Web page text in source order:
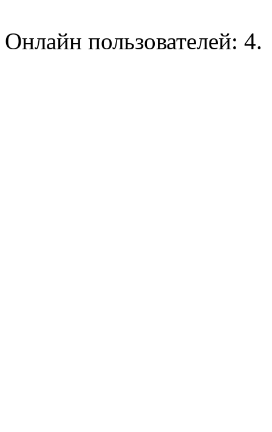
Онлайн пользователей: 4.